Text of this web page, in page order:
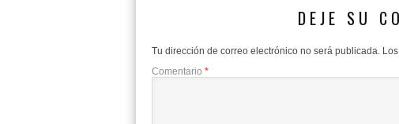
DEJE SU
Tu dirección de correo electrónico no será publicada.
Comentario *